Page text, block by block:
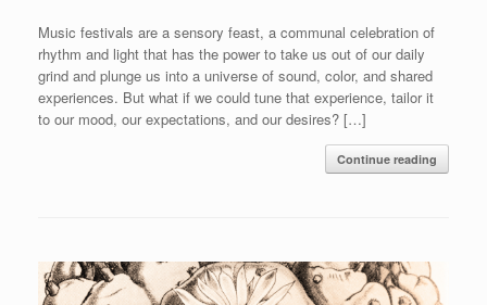
Music festivals are a sensory feast, a communal celebration of
rhythm and light that has the power to take us out of our daily
grind and plunge us into a universe of sound, color, and shared
experiences. But what if we could tune that experience, tailor it
to our mood, our expectations, and our desires? […]
Continue reading